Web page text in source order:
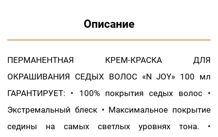
Описание
ПЕРМАНЕНТНАЯ КРЕМ-КРАСКА ДЛЯ
ОКРАШИВАНИЯ СЕДЫХ ВОЛОС «N JOY» 100 мл
ГАРАНТИРУЕТ: • 100% покрытия седых волос •
Экстремальный блеск • Максимальное покрытие
седины на самых светлых уровнях тона. •